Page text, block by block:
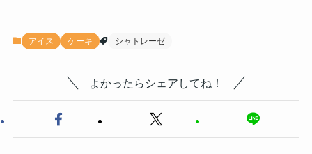
アイス ケーキ シャトレーゼ
よかったらシェアしてね！